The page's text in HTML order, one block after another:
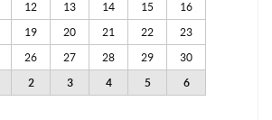
12 13 14 15 16
19 20 21 22 23
26 27 28 29 30
2 3 4 5 6